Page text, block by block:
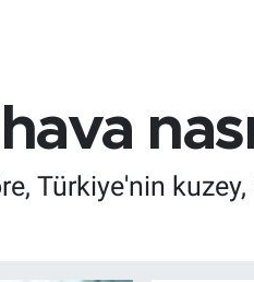
Türkiye'nin